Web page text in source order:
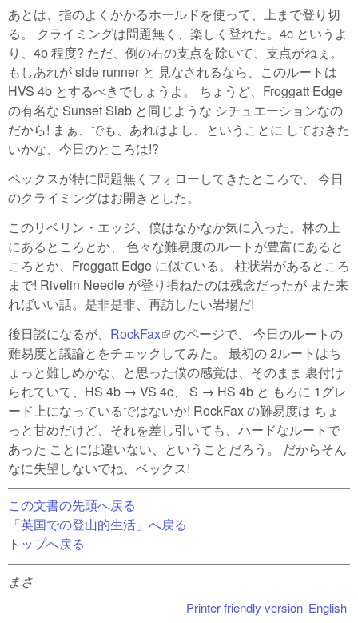
あとは、指のよくかかるホールドを使って、上まで登り切
る。 クライミングは問題無く、楽しく登れた。4c というよ
り、4b 程度? ただ、例の右の支点を除いて、支点がねぇ。
もしあれが side runner と 見なされるなら、このルートは
HVS 4b とするべきでしょうよ。 ちょうど、Froggatt Edge
の有名な Sunset Slab と同じような シチュエーションなの
だから! まぁ、でも、あれはよし、ということに しておきた
いかな、今日のところは!?
ベックスが特に問題無くフォローしてきたところで、 今日
のクライミングはお開きとした。
このリベリン・エッジ、僕はなかなか気に入った。林の上
にあるところとか、 色々な難易度のルートが豊富にあると
ころとか、Froggatt Edge に似ている。 柱状岩があるところ
まで! Rivelin Needle が登り損ねたのは残念だったが また来
ればいい話。是非是非、再訪したい岩場だ!
後日談になるが、 RockFax(link is external)
のページで、 今日のルートの
難易度と議論とをチェックしてみた。 最初の 2ルートはち
ょっと難しめかな、と思った僕の感覚は、そのまま 裏付け
られていて、HS 4b → VS 4c、 S → HS 4b と もろに 1グレ
ード上になっているではないか! RockFax の難易度は ちょ
っと甘めだけど、それを差し引いても、ハードなルートで
あった ことには違いない、ということだろう。 だからそん
なに失望しないでね、ベックス!
この文書の先頭へ戻る
「英国での登山的生活」へ戻る
トップへ戻る
まさ
English
Printer-friendly version